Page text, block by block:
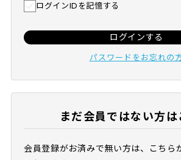
ログインIDを記憶する
ログインする
パスワードをお忘れの
まだ会員ではない方は
会員登録がお済みで無い方は、こちら